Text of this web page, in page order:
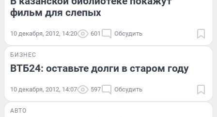
фильм для слепых
10 декабря, 2012, 14:20 601 Обсудить
БИЗНЕС
ВТБ24: оставьте долги в старом году
10 декабря, 2012, 14:07 597 Обсудить
АВТО